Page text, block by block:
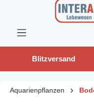
Blitzversand
Aquarienpflanzen